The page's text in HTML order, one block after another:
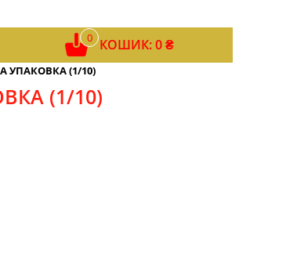
УПАКОВКА (1/10)
(1/10)
0 КОШИК: 0 ₴